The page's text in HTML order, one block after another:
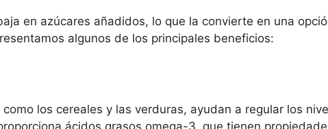
en azúcares añadidos, lo que la convierte en una
algunos de los principales beneficios:
los cereales y las verduras, ayudan a regular los